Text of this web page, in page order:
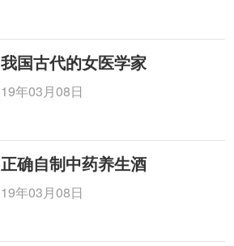
我国古代的女医学家
19年03月08日
正确自制中药养生酒
19年03月08日